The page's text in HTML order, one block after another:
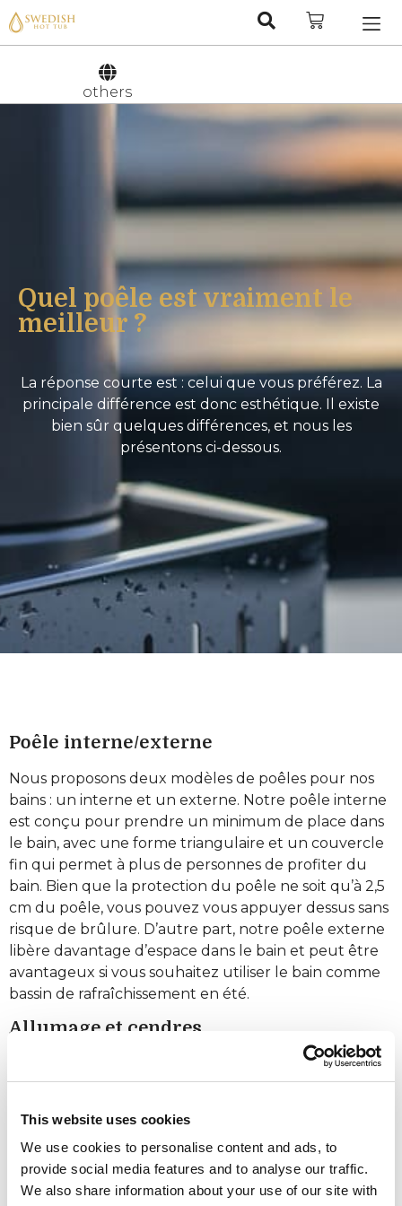
This website uses cookies
We use cookies to personalise content and ads, to
provide social media features and to analyse our traffic.
We also share information about your use of our site with
others
Quel poêle est vraiment le
meilleur ?
La réponse courte est : celui que vous préférez. La
principale différence est donc esthétique. Il existe
bien sûr quelques différences, et nous les
présentons ci-dessous.
Poêle interne/externe
Nous proposons deux modèles de poêles pour nos
bains : un interne et un externe. Notre poêle interne
est conçu pour prendre un minimum de place dans
le bain, avec une forme triangulaire et un couvercle
fin qui permet à plus de personnes de profiter du
bain. Bien que la protection du poêle ne soit qu’à 2,5
cm du poêle, vous pouvez vous appuyer dessus sans
risque de brûlure. D’autre part, notre poêle externe
libère davantage d’espace dans le bain et peut être
avantageux si vous souhaitez utiliser le bain comme
bassin de rafraîchissement en été.
Allumage et cendres
En ce qui concerne l’allumage et l’évacuation des
cendres, notre poêle externe est généralement plus
cendres peuvent être retirées facilement avec une
pelle classique. Pour retirer les cendres de notre
poêle interne, nous recommandons un aspirateur
grossier ou une pelle à cendres avec un long